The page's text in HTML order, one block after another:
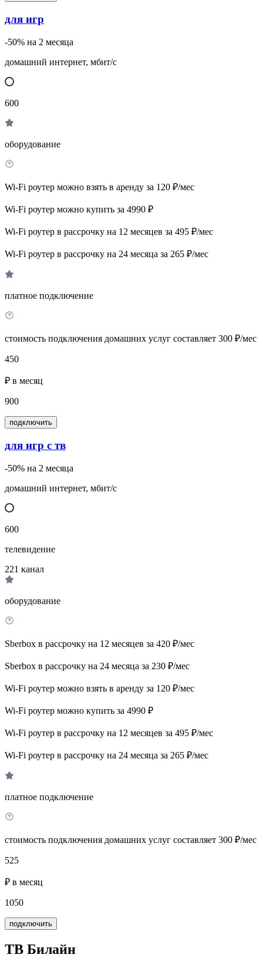
для игр
-50% на 2 месяца
домашний интернет, мбит/с
600
оборудование
Wi-Fi роутер можно взять в аренду за 120 ₽/мес
Wi-Fi роутер можно купить за 4990 ₽
Wi-Fi роутер в рассрочку на 12 месяцев за 495 ₽/мес
Wi-Fi роутер в рассрочку на 24 месяца за 265 ₽/мес
платное подключение
стоимость подключения домашних услуг составляет 300 ₽/мес
450
₽ в месяц
900
подключить
для игр с тв
-50% на 2 месяца
домашний интернет, мбит/с
600
телевидение
221 канал
оборудование
Sberbox в рассрочку на 12 месяцев за 420 ₽/мес
Sberbox в рассрочку на 24 месяца за 230 ₽/мес
Wi-Fi роутер можно взять в аренду за 120 ₽/мес
Wi-Fi роутер можно купить за 4990 ₽
Wi-Fi роутер в рассрочку на 12 месяцев за 495 ₽/мес
Wi-Fi роутер в рассрочку на 24 месяца за 265 ₽/мес
платное подключение
стоимость подключения домашних услуг составляет 300 ₽/мес
525
₽ в месяц
1050
подключить
ТВ Билайн